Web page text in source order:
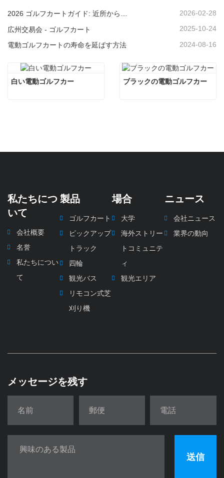
2026 ゴルフカートガイド: 近所からリゾートまで - 適切な多目的車両を選択するには? 2026-02-28
広州交易会 - ゴルフカート 2025-10-24
電動ゴルフカートの寿命を延ばす方法 2024-08-16
白い電動ゴルフカー ブラックの電動ゴルフカー
私たちにつ
いて
会社概要
名誉
私たちについ
て
製品
ゴルフカート
ピックアップ
トラック
四輪
観光バス
リモコン式芝
刈り機
場合
大学
海外ストリー
トコミュニテ
ィ
観光エリア
ニュース
会社ニュース
業界の動向
メッセージを残す
送信